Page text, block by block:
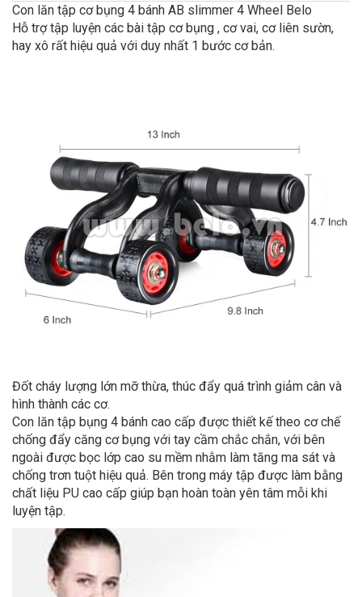
Con lăn tập cơ bụng 4 bánh AB slimmer 4 Wheel Belo
Hỗ trợ tập luyện các bài tập cơ bụng , cơ vai, cơ liên sườn,
hay xô rất hiệu quả với duy nhất 1 bước cơ bản.
Đốt cháy lượng lớn mỡ thừa, thúc đẩy quá trình giảm cân và
hình thành các cơ.
Con lăn tập bụng 4 bánh cao cấp được thiết kế theo cơ chế
chống đẩy căng cơ bụng với tay cầm chắc chắn, với bên
ngoài được bọc lớp cao su mềm nhằm làm tăng ma sát và
chống trơn tuột hiệu quả. Bên trong máy tập được làm bằng
chất liệu PU cao cấp giúp bạn hoàn toàn yên tâm mỗi khi
luyện tập.